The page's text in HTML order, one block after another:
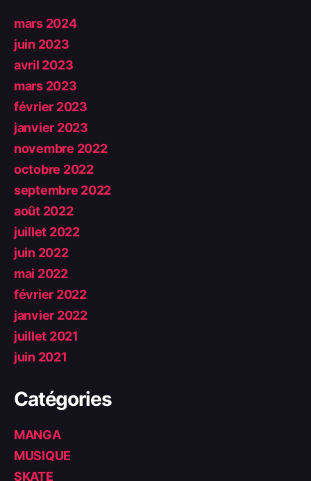
mars 2024
juin 2023
avril 2023
mars 2023
février 2023
janvier 2023
novembre 2022
octobre 2022
septembre 2022
août 2022
juillet 2022
juin 2022
mai 2022
février 2022
janvier 2022
juillet 2021
juin 2021
Catégories
MANGA
MUSIQUE
SKATE